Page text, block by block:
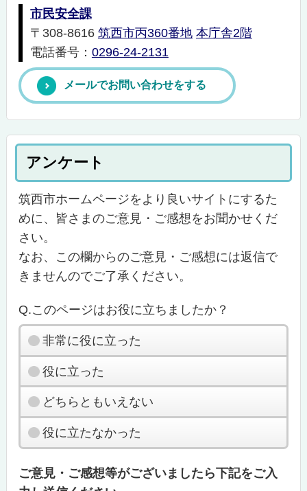
市民安全課
〒308-8616 筑西市丙360番地 本庁舎2階
電話番号： 0296-24-2131
メールでお問い合わせをする
アンケート
筑西市ホームページをより良いサイトにするた
めに、皆さまのご意見・ご感想をお聞かせくだ
さい。
なお、この欄からのご意見・ご感想には返信で
きませんのでご了承ください。
Q.このページはお役に立ちましたか？
非常に役に立った
役に立った
どちらともいえない
役に立たなかった
ご意見・ご感想等がございましたら下記をご入